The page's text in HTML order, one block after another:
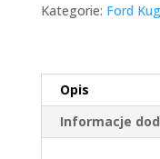
Kategorie: Ford
Opis
Informacje